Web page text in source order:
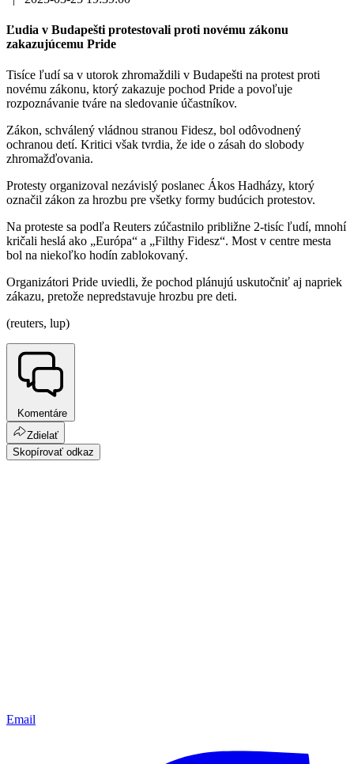
Ľudia v Budapešti protestovali proti novému zákonu
zakazujúcemu Pride
Tisíce ľudí sa v utorok zhromaždili v Budapešti na protest proti
novému zákonu, ktorý zakazuje pochod Pride a povoľuje
rozpoznávanie tváre na sledovanie účastníkov.
Zákon, schválený vládnou stranou Fidesz, bol odôvodnený
ochranou detí. Kritici však tvrdia, že ide o zásah do slobody
zhromažďovania.
Protesty organizoval nezávislý poslanec Ákos Hadházy, ktorý
označil zákon za hrozbu pre všetky formy budúcich protestov.
Na proteste sa podľa Reuters zúčastnilo približne 2-tisíc ľudí, mnohí
kričali heslá ako „Európa“ a „Filthy Fidesz“. Most v centre mesta
bol na niekoľko hodín zablokovaný.
Organizátori Pride uviedli, že pochod plánujú uskutočniť aj napriek
zákazu, pretože nepredstavuje hrozbu pre deti.
(reuters, lup)
Komentáre
Zdielať
Skopírovať odkaz
Email